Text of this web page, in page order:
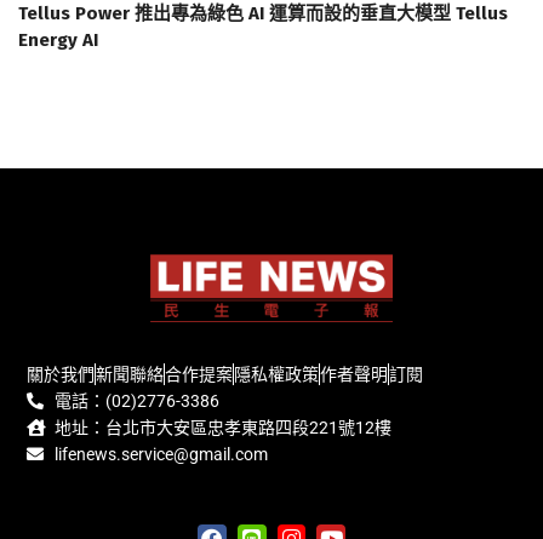
Tellus Power 推出專為綠色 AI 運算而設的垂直大模型 Tellus
Energy AI
關於我們新聞聯絡合作提案隱私權政策作者聲明訂閱
電話：(02)2776-3386
地址：台北市大安區忠孝東路四段221號12樓
lifenews.service@gmail.com